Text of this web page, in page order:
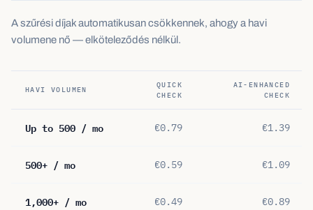
A szűrési díjak automatikusan csökkennek, ahogy a havi
volumene nő — elköteleződés nélkül.
HAVI VOLUMEN
QUICK
CHECK
AI-ENHANCED
CHECK
Up to 500 / mo €0.79 €1.39
500+ / mo €0.59 €1.09
1,000+ / mo €0.49 €0.89